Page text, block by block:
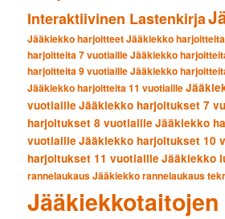
Interaktiivinen Lastenkirja
Jääkiekko harjoitteetJääkiekko
harjoitteita 7 vuotiailleJääkiekko
harjoitteita 9 vuotiailleJääkiekko
Jääkiekko harjoitteita 11 vuotiaille
vuotiaille Jääkiekko harjoitukset 7
harjoitukset 8 vuotiaille Jääkiekko
vuotiaille Jääkiekko harjoitukset 10
harjoitukset 11 vuotiaille Jääkiekko
rannelaukausJääkiekko rannelaukaus
Jääkiekkotaitojen